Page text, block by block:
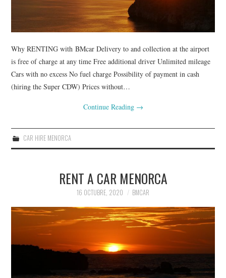
Why RENTING with BMcar Delivery to and collection at the airport
is free of charge at any time Free additional driver Unlimited mileage
Cars with no excess No fuel charge Possibility of payment in cash
(hiring the Super CDW) Prices without…
Continue Reading →
CAR HIRE MENORCA
RENT A CAR MENORCA
16 OCTUBRE, 2020 BMCAR